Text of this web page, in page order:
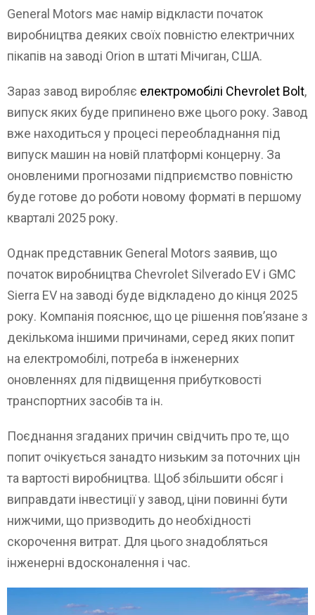
General Motors має намір відкласти початок
виробництва деяких своїх повністю електричних
пікапів на заводі Orion в штаті Мічиган, США.
Зараз завод виробляє електромобілі Chevrolet Bolt,
випуск яких буде припинено вже цього року. Завод
вже находиться у процесі переобладнання під
випуск машин на новій платформі концерну. За
оновленими прогнозами підприємство повністю
буде готове до роботи новому форматі в першому
кварталі 2025 року.
Однак представник General Motors заявив, що
початок виробництва Chevrolet Silverado EV і GMC
Sierra EV на заводі буде відкладено до кінця 2025
року. Компанія пояснює, що це рішення пов’язане з
декількома іншими причинами, серед яких попит
на електромобілі, потреба в інженерних
оновленнях для підвищення прибутковості
транспортних засобів та ін.
Поєднання згаданих причин свідчить про те, що
попит очікується занадто низьким за поточних цін
та вартості виробництва. Щоб збільшити обсяг і
виправдати інвестиції у завод, ціни повинні бути
нижчими, що призводить до необхідності
скорочення витрат. Для цього знадобляться
інженерні вдосконалення і час.